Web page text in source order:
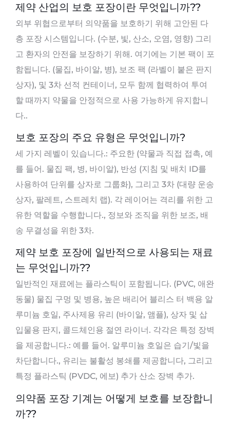
제약 산업의 보호 포장이란 무엇입니까??
외부 위협으로부터 의약품을 보호하기 위해 고안된 다
층 포장 시스템입니다. (수분, 빛, 산소, 오염, 영향) 그리
고 환자의 안전을 보장하기 위해. 여기에는 기본 팩이 포
함됩니다. (물집, 바이알, 병), 보조 팩 (라벨이 붙은 판지
상자), 및 3차 선적 컨테이너, 모두 함께 협력하여 투여
할 때까지 약물을 안정적으로 사용 가능하게 유지합니
다..
보호 포장의 주요 유형은 무엇입니까?
세 가지 레벨이 있습니다.: 주요한 (약물과 직접 접촉, 예
를 들어. 물집 팩, 병, 바이알), 반성 (지침 및 배치 ID를
사용하여 단위를 상자로 그룹화), 그리고 3차 (대량 운송
상자, 팔레트, 스트레치 랩). 각 레이어는 격리를 위한 고
유한 역할을 수행합니다., 정보와 조직을 위한 보조, 배
송 무결성을 위한 3차.
제약 보호 포장에 일반적으로 사용되는 재료
는 무엇입니까??
일반적인 재료에는 플라스틱이 포함됩니다. (PVC, 애완
동물) 물집 구멍 및 병용, 높은 배리어 블리스 터 백용 알
루미늄 호일, 주사제용 유리 (바이알, 앰플), 상자 및 삽
입물용 판지, 콜드체인용 절연 라이너. 각각은 특정 장벽
을 제공합니다.: 예를 들어. 알루미늄 호일은 습기/빛을
차단합니다., 유리는 불활성 봉쇄를 제공합니다, 그리고
특정 플라스틱 (PVDC, 에보) 추가 산소 장벽 추가.
의약품 포장 기계는 어떻게 보호를 보장합니
까??